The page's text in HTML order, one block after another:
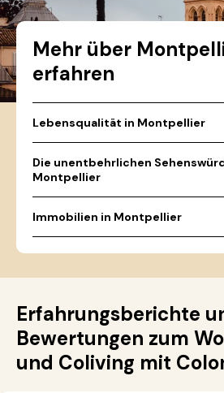
Mehr über
erfahren
Lebensqualität in Montpellier
Die unentbehrlichen
Montpellier
Immobilien in Montpellier
Erfahrungsberichte
Bewertungen zum
und Coliving mit